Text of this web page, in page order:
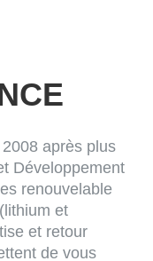
après plus
Développement
renouvelable
et
et retour
de vous